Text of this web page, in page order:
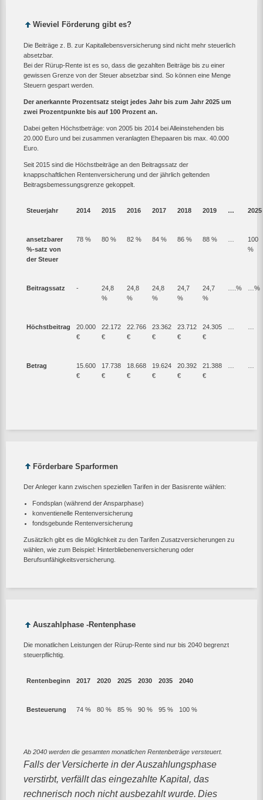
Wieviel Förderung gibt es?
Die Beiträge z. B. zur Kapitallebensversicherung sind nicht mehr steuerlich
absetzbar.
Bei der Rürup-Rente ist es so, dass die gezahlten Beiträge bis zu einer
gewissen Grenze von der Steuer absetzbar sind. So können eine Menge
Steuern gespart werden.
Der anerkannte Prozentsatz steigt jedes Jahr bis zum Jahr 2025 um
zwei Prozentpunkte bis auf 100 Prozent an.
Dabei gelten Höchstbeträge: von 2005 bis 2014 bei Alleinstehenden bis
20.000 Euro und bei zusammen veranlagten Ehepaaren bis max. 40.000
Euro.
Seit 2015 sind die Höchstbeiträge an den Beitragssatz der
knappschaftlichen Rentenversicherung und der jährlich geltenden
Beitragsbemessungsgrenze gekoppelt.
Steuerjahr 2014 2015 2016 2017 2018 2019 … 2025
ansetzbarer
%-satz von
der Steuer
78 % 80 % 82 % 84 % 86 % 88 %
100
%
Beitragssatz -
24,8
%
24,8
%
24,8
%
24,7
%
24,7
%
….% …%
Höchstbeitrag
20.000
€
22.172
€
22.766
€
23.362
€
23.712
€
24.305
€
Betrag
15.600
€
17.738
€
18.668
€
19.624
€
20.392
€
21.388
€
Förderbare Sparformen
Der Anleger kann zwischen speziellen Tarifen in der Basisrente wählen:
Fondsplan (während der Ansparphase)
konventienelle Rentenversicherung
fondsgebunde Rentenversicherung
Zusätzlich gibt es die Möglichkeit zu den Tarifen Zusatzversicherungen zu
wählen, wie zum Beispiel: Hinterbliebenenversicherung oder
Berufsunfähigkeitsversicherung.
Auszahlphase -Rentenphase
Die monatlichen Leistungen der Rürup-Rente sind nur bis 2040 begrenzt
steuerpflichtig.
Rentenbeginn 2017 2020 2025 2030 2035 2040
Besteuerung 74 % 80 % 85 % 90 % 95 % 100 %
Ab 2040 werden die gesamten monatlichen Rentenbeträge versteuert.
Falls der Versicherte in der Auszahlungsphase
verstirbt, verfällt das eingezahlte Kapital, das
rechnerisch noch nicht ausbezahlt wurde. Dies